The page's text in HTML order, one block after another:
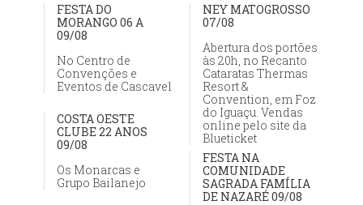
FESTA DO
MORANGO 06 A
09/08
No Centro de
Convenções e
Eventos de Cascavel
NEY MATOGROSSO
07/08
Abertura dos portões
às 20h, no Recanto
Cataratas Thermas
Resort &
Convention, em Foz
do Iguaçu. Vendas
online pelo site da
Blueticket
COSTA OESTE
CLUBE 22 ANOS
09/08
Os Monarcas e
Grupo Bailanejo
FESTA NA
COMUNIDADE
SAGRADA FAMÍLIA
DE NAZARÉ 09/08